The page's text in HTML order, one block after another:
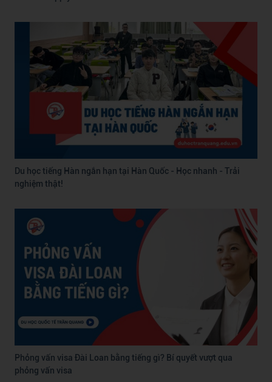
Du học tiếng Hàn ngắn hạn tại Hàn Quốc - Học nhanh - Trải
nghiệm thật!
Phỏng vấn visa Đài Loan bằng tiếng gì? Bí quyết vượt qua
phỏng vấn visa